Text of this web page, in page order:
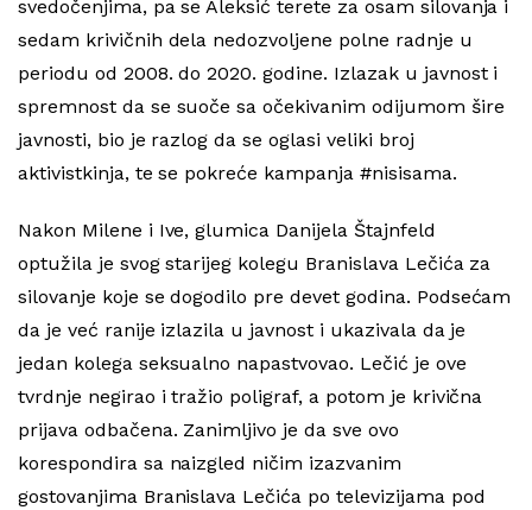
svedočenjima, pa se Aleksić terete za osam silovanja i
sedam krivičnih dela nedozvoljene polne radnje u
periodu od 2008. do 2020. godine. Izlazak u javnost i
spremnost da se suoče sa očekivanim odijumom šire
javnosti, bio je razlog da se oglasi veliki broj
aktivistkinja, te se pokreće kampanja #nisisama.
Nakon Milene i Ive, glumica Danijela Štajnfeld
optužila je svog starijeg kolegu Branislava Lečića za
silovanje koje se dogodilo pre devet godina. Podsećam
da je već ranije izlazila u javnost i ukazivala da je
jedan kolega seksualno napastvovao. Lečić je ove
tvrdnje negirao i tražio poligraf, a potom je krivična
prijava odbačena. Zanimljivo je da sve ovo
korespondira sa naizgled ničim izazvanim
gostovanjima Branislava Lečića po televizijama pod